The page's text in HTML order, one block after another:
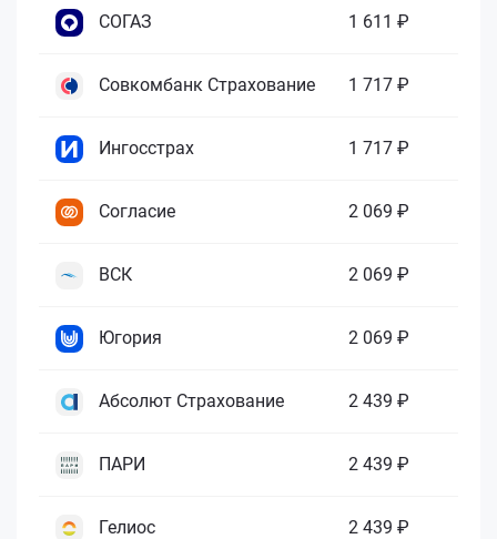
СОГАЗ 1 611 ₽
Совкомбанк Страхование 1 717 ₽
Ингосстрах 1 717 ₽
Согласие 2 069 ₽
ВСК 2 069 ₽
Югория 2 069 ₽
Абсолют Страхование 2 439 ₽
ПАРИ 2 439 ₽
Гелиос 2 439 ₽